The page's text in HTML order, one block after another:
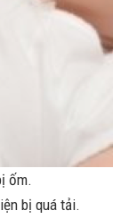
ốm.
bị quá tải.